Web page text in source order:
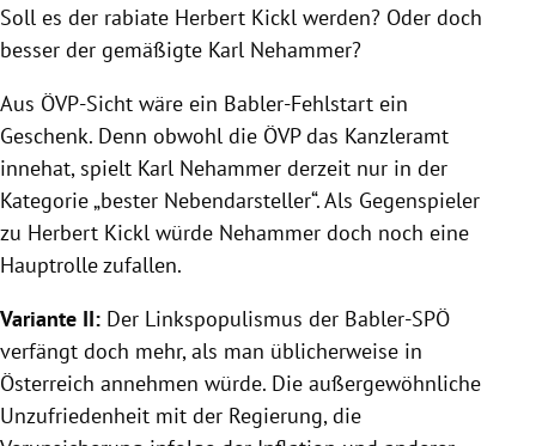
Soll es der rabiate Herbert Kickl werden? Oder doch
besser der gemäßigte Karl Nehammer?
Aus ÖVP-Sicht wäre ein Babler-Fehlstart ein
Geschenk. Denn obwohl die ÖVP das Kanzleramt
innehat, spielt Karl Nehammer derzeit nur in der
Kategorie „bester Nebendarsteller“. Als Gegenspieler
zu Herbert Kickl würde Nehammer doch noch eine
Hauptrolle zufallen.
Variante II: Der Linkspopulismus der Babler-SPÖ
verfängt doch mehr, als man üblicherweise in
Österreich annehmen würde. Die außergewöhnliche
Unzufriedenheit mit der Regierung, die